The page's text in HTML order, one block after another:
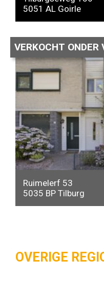
5051 AL Goirle
VERKOCHT ONDER
Ruimelerf 53
5035 BP Tilburg
OVERIGE